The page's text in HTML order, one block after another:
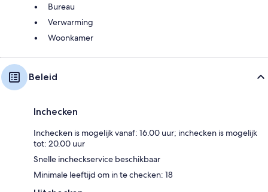
Bureau
Verwarming
Woonkamer
Beleid
Inchecken
Inchecken is mogelijk vanaf: 16.00 uur; inchecken is mogelijk
tot: 20.00 uur
Snelle incheckservice beschikbaar
Minimale leeftijd om in te checken: 18